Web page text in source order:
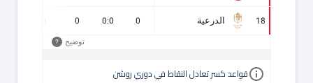
18 الدرعية 0
0:0
0
توضيح ?
قواعد كسر تعادل النقاط في دوري روشن